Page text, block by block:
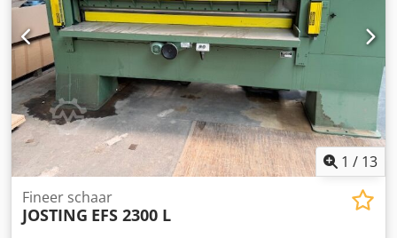
1 / 13
Fineer schaar
JOSTING EFS 2300 L